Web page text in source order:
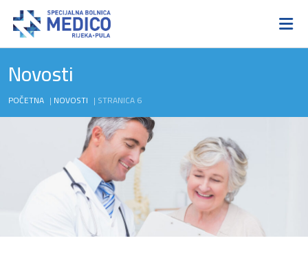
Novosti
POČETNA | NOVOSTI | STRANICA 6